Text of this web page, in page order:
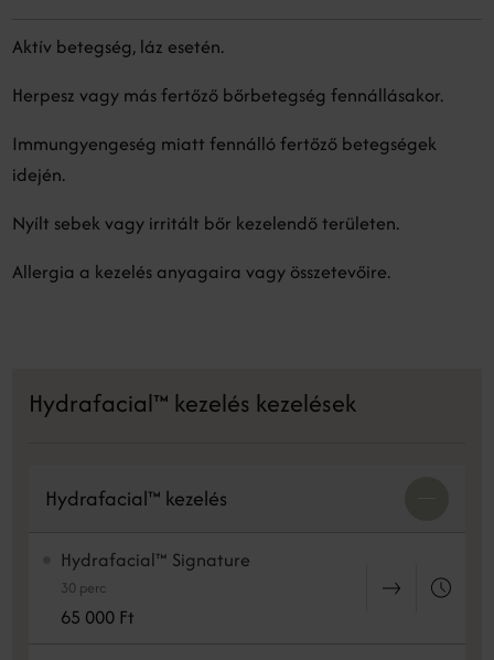
Aktív betegség, láz esetén.
Herpesz vagy más fertőző bőrbetegség fennállásakor.
Immungyengeség miatt fennálló fertőző betegségek
idején.
Nyílt sebek vagy irritált bőr kezelendő területen.
Allergia a kezelés anyagaira vagy összetevőire.
Hydrafacial™ kezelés kezelések
Hydrafacial™ kezelés
Hydrafacial™ Signature
30 perc
65 000 Ft